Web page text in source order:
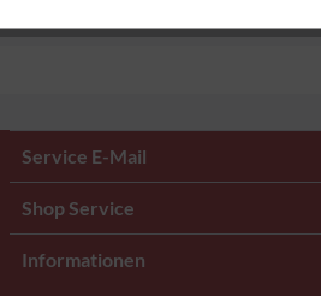
Service E-Mail
Shop Service
Informationen